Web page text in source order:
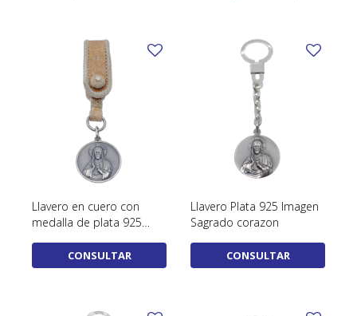
Llavero en cuero con
medalla de plata 925
CONSULTAR
Llavero Plata 925 Imagen
Sagrado corazon
CONSULTAR